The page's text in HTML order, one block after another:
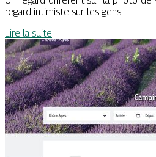
regard intimiste sur les gens.
Lire la suite